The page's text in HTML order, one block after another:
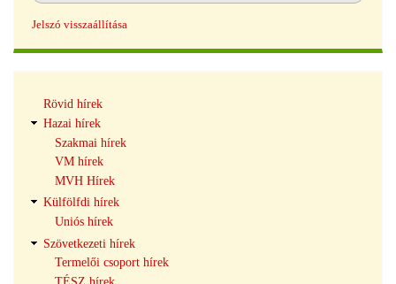
Jelszó visszaállítása
navigáció
Rövid hírek
Hazai hírek
Szakmai hírek
VM hírek
MVH Hírek
Külfölfdi hírek
Uniós hírek
Szövetkezeti hírek
Termelői csoport hírek